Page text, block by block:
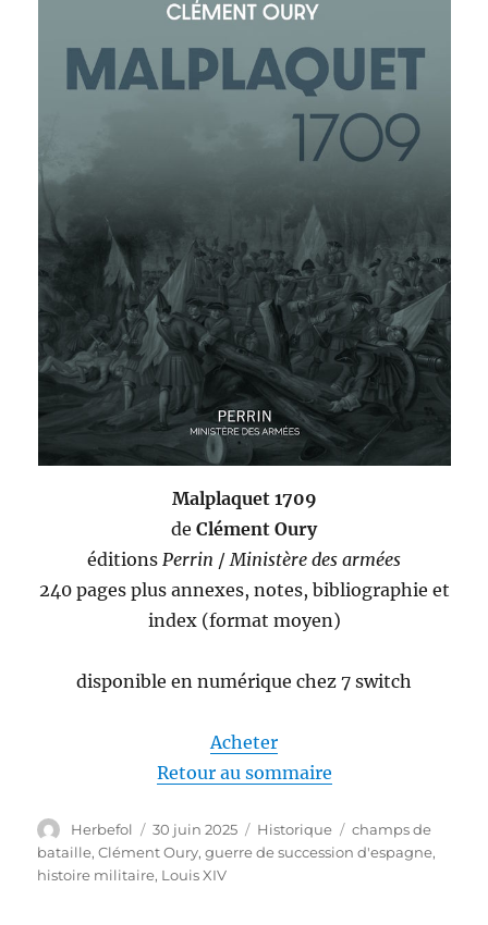
Malplaquet 1709
de Clément Oury
éditions Perrin /Ministère des armées
240 pages plus annexes, notes, bibliographie et
index (format moyen)
disponible en numérique chez 7 switch
Acheter
Retour au sommaire
Auteur
Herbefol
Publié
le
30 juin 2025 Catégories
Historique Étiquettes
champs de
bataille,Clément Oury,guerre de succession d'espagne,
histoire militaire, Louis XIV